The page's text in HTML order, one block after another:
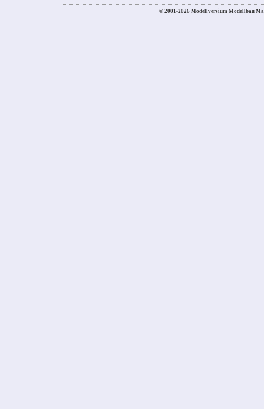
© 2001-2026 Modellversium Modellbau